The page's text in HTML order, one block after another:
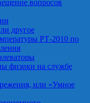
вопросов
другое
РТ-2010 по
физики на службе
или «Умное